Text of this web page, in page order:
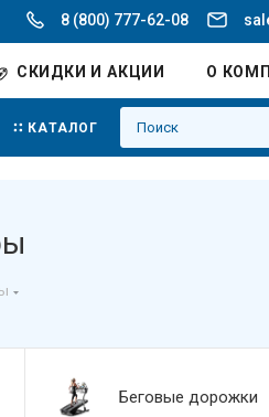
8 (800) 777-62-08
СКИДКИ И АКЦИИ О
КАТАЛОГ
Беговые дорожки